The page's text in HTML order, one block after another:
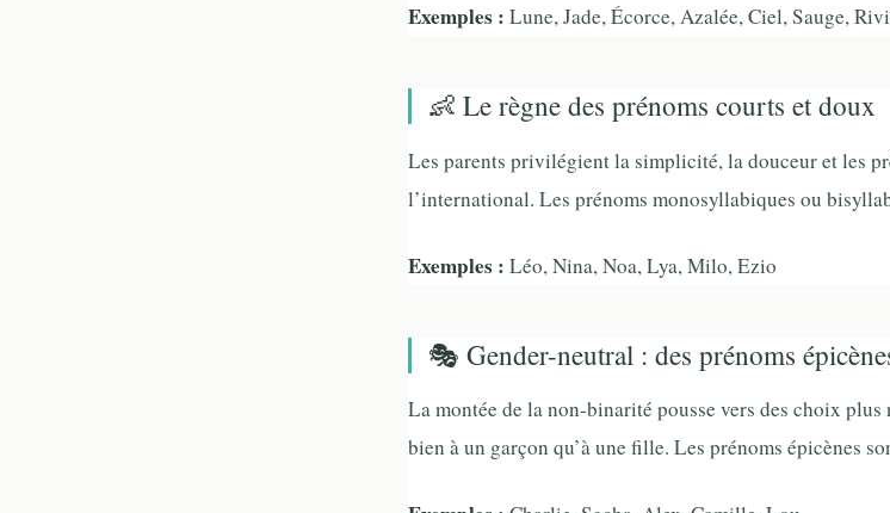
Exemples : Lune, Jade, Écorce, Azalée, Ciel, Sauge,
👶 Le règne des prénoms courts et doux
Les parents privilégient la simplicité, la douceur et les
l’international. Les prénoms monosyllabiques ou
Exemples : Léo, Nina, Noa, Lya, Milo, Ezio
🎭 Gender-neutral : des prénoms
La montée de la non-binarité pousse vers des choix
bien à un garçon qu’à une fille. Les prénoms épicènes